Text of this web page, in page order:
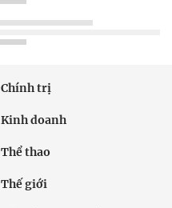
Chính trị
Kinh doanh
Thể thao
Thế giới